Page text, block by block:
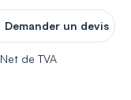
Demander un devis
Net de TVA